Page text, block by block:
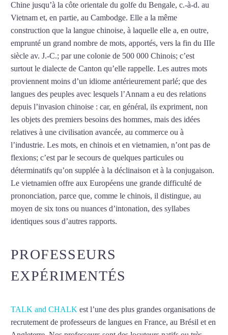
Chine jusqu’à la côte orientale du golfe du Bengale, c.-à-d. au
Vietnam et, en partie, au Cambodge. Elle a la même
construction que la langue chinoise, à laquelle elle a, en outre,
emprunté un grand nombre de mots, apportés, vers la fin du IIIe
siècle av. J.-C.; par une colonie de 500 000 Chinois; c’est
surtout le dialecte de Canton qu’elle rappelle. Les autres mots
proviennent moins d’un idiome antérieurement parlé; que des
langues des peuples avec lesquels l’Annam a eu des relations
depuis l’invasion chinoise : car, en général, ils expriment, non
les objets des premiers besoins des hommes, mais des idées
relatives à une civilisation avancée, au commerce ou à
l’industrie. Les mots, en chinois et en vietnamien, n’ont pas de
flexions; c’est par le secours de quelques particules ou
déterminatifs qu’on supplée à la déclinaison et à la conjugaison.
Le vietnamien offre aux Européens une grande difficulté de
prononciation, parce que, comme le chinois, il distingue, au
moyen de six tons ou nuances d’intonation, des syllabes
identiques sous d’autres rapports.
PROFESSEURS
EXPÉRIMENTÉS
TALK and CHALK est l’une des plus grandes organisations de
recrutement de professeurs de langues en France, au Brésil et en